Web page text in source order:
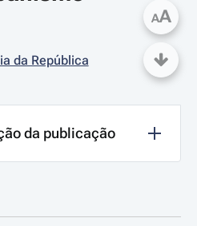
da República
da publicação
AA